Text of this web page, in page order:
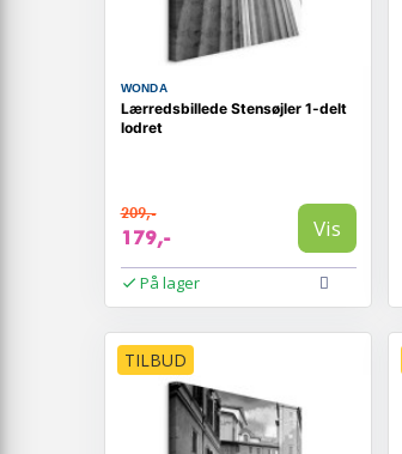
WONDA
Lærredsbillede Stensøjler 1-delt
lodret
209,-
179,- Vis
På lager
TILBUD